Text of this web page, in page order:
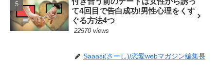
て4回目で告白成功!男性心理をくす
ぐる方法4つ
22570 views
Saaasi(さーし)/恋愛webマガジン編集長